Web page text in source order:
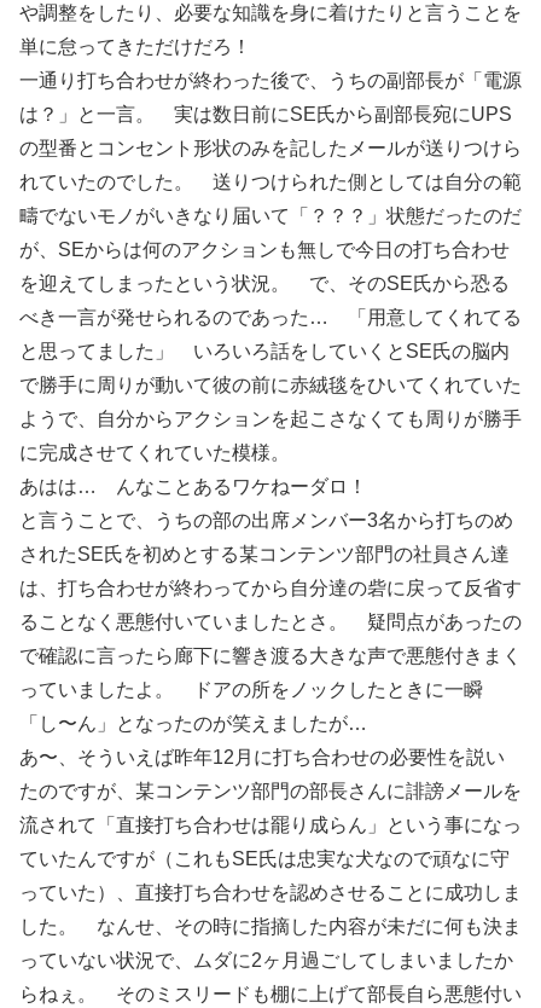
や調整をしたり、必要な知識を身に着けたりと言うことを
単に怠ってきただけだろ！
一通り打ち合わせが終わった後で、うちの副部長が「電源
は？」と一言。 実は数日前にSE氏から副部長宛にUPS
の型番とコンセント形状のみを記したメールが送りつけら
れていたのでした。 送りつけられた側としては自分の範
疇でないモノがいきなり届いて「？？？」状態だったのだ
が、SEからは何のアクションも無しで今日の打ち合わせ
を迎えてしまったという状況。 で、そのSE氏から恐る
べき一言が発せられるのであった… 「用意してくれてる
と思ってました」 いろいろ話をしていくとSE氏の脳内
で勝手に周りが動いて彼の前に赤絨毯をひいてくれていた
ようで、自分からアクションを起こさなくても周りが勝手
に完成させてくれていた模様。
あはは… んなことあるワケねーダロ！
と言うことで、うちの部の出席メンバー3名から打ちのめ
されたSE氏を初めとする某コンテンツ部門の社員さん達
は、打ち合わせが終わってから自分達の砦に戻って反省す
ることなく悪態付いていましたとさ。 疑問点があったの
で確認に言ったら廊下に響き渡る大きな声で悪態付きまく
っていましたよ。 ドアの所をノックしたときに一瞬
「し〜ん」となったのが笑えましたが…
あ〜、そういえば昨年12月に打ち合わせの必要性を説い
たのですが、某コンテンツ部門の部長さんに誹謗メールを
流されて「直接打ち合わせは罷り成らん」という事になっ
ていたんですが（これもSE氏は忠実な犬なので頑なに守
っていた）、直接打ち合わせを認めさせることに成功しま
した。 なんせ、その時に指摘した内容が未だに何も決ま
っていない状況で、ムダに2ヶ月過ごしてしまいましたか
らねぇ。 そのミスリードも棚に上げて部長自ら悪態付い